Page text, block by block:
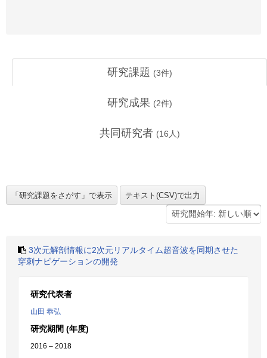
研究課題 (3件)
研究成果 (2件)
共同研究者 (16 人)
3次元解剖情報に2次元リアルタイム超音波を同期させた
穿刺ナビゲーションの開発
研究代表者
山田 恭弘
研究期間 (年度)
2016 – 2018